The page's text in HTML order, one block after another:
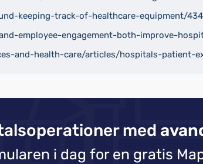
keeping-track-of-healthcare-equipment/
employee-engagement-both-improve-
and-health-care/articles/hospitals-patient-
med
i dag for en gratis